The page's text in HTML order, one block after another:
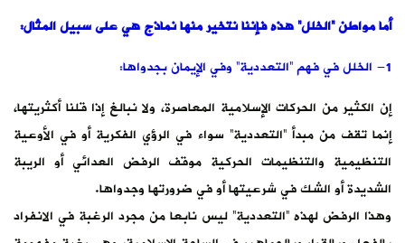
أما مواطن “الخلل” هذه فإننا نتخير منها نماذج هي على سبيل المثال:
1- الخلل في فهم “التعددية” وفي الإيمان بجدواها:
إن الكثير من الحركات الإسلامية المعاصرة، ولا نبالغ إذا قلنا أكثريتها،
إنما تقف من مبدأ “التعددية” سواء في الرؤي الفكرية أو في الأوعية
التنظيمية والتنظيمات الحركية موقف الرفض العدائي أو الريبة
الشديدة أو الشك في شرعيتها أو في ضرورتها وجدواها.
وهذا الرفض لهذه “التعددية” ليس نابعا من مجرد الرغبة في الانفراد